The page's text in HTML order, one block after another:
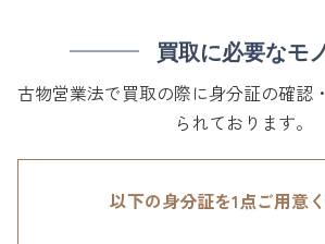
買取に必要なモ
古物営業法で買取の際に身分証の確認
られております。
以下の身分証を1点ご用意